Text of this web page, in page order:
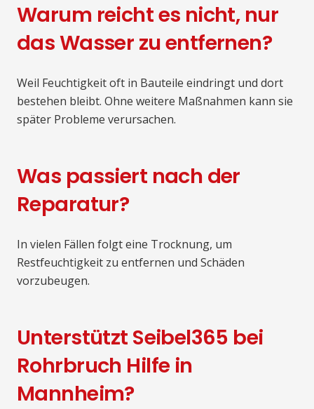
Warum reicht es nicht, nur
das Wasser zu entfernen?
Weil Feuchtigkeit oft in Bauteile eindringt und dort
bestehen bleibt. Ohne weitere Maßnahmen kann sie
später Probleme verursachen.
Was passiert nach der
Reparatur?
In vielen Fällen folgt eine Trocknung, um
Restfeuchtigkeit zu entfernen und Schäden
vorzubeugen.
Unterstützt Seibel365 bei
Rohrbruch Hilfe in
Mannheim?